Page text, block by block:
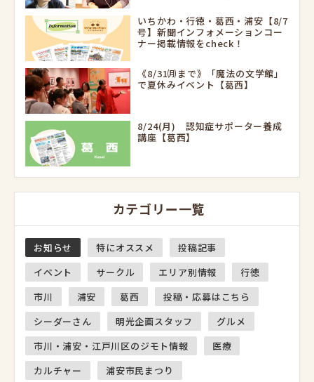
いちかわ・行徳・葛西・浦安【8/7
号】新聞インフォメーションコー
ナー掲載情報をcheck！
《8/31㈪まで》「魔法の文学館」
で夏休みイベント【葛西】
8/24(月) 認知症サポーター養成
講座【葛西】
カテゴリー一覧
お知らせ 特にオススメ
投稿記事
イベント
サークル エリア別情報
行徳
市川
浦安 葛西
投稿・応募はこちら
シーダーさん
明光企画スタッフ
グルメ
市川・浦安・江戸川区のジモト情報
医療
カルチャー
浦安市民まつり